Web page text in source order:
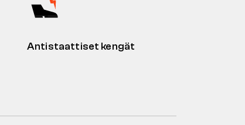
Antistaattiset kengät